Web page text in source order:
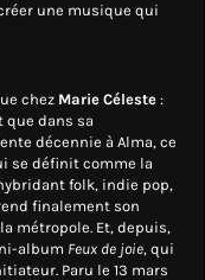
une musique qui
chez Marie Céleste :
que dans sa
décennie à Alma, ce
se définit comme la
folk, indie pop,
finalement son
métropole. Et, depuis,
album Feux de joie, qui
Paru le 13 mars